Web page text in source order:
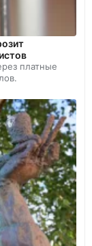
платные